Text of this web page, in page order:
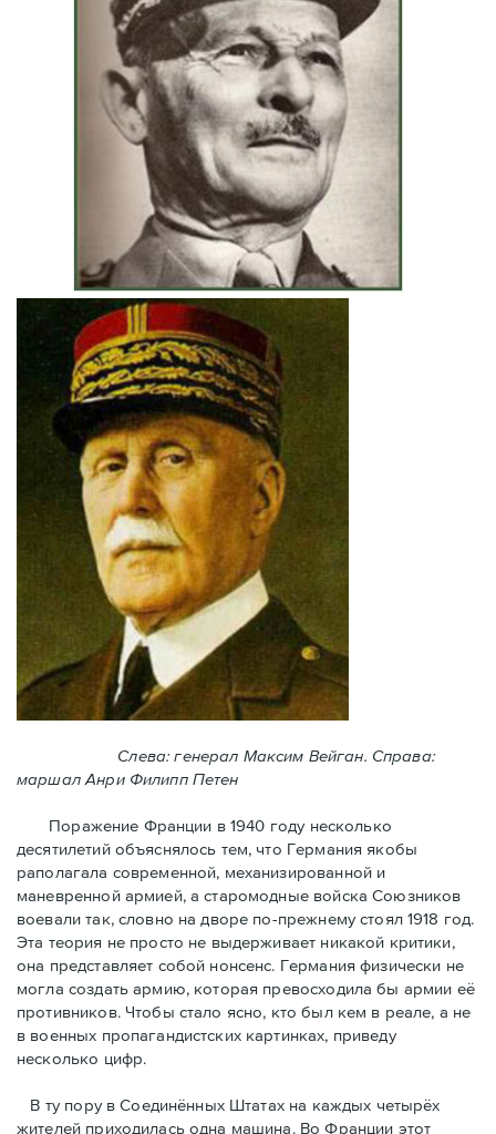
Слева: генерал Максим Вейган. Справа:
маршал Анри Филипп Петен
Поражение Франции в 1940 году несколько
десятилетий объяснялось тем, что Германия якобы
раполагала современной, механизированной и
маневренной армией, а старомодные войска Союзников
воевали так, словно на дворе по-прежнему стоял 1918 год.
Эта теория не просто не выдерживает никакой критики,
она представляет собой нонсенс. Германия физически не
могла создать армию, которая превосходила бы армии её
противников. Чтобы стало ясно, кто был кем в реале, а не
в военных пропагандистских картинках, приведу
несколько цифр.
В ту пору в Соединённых Штатах на каждых четырёх
жителей приходилась одна машина. Во Франции этот